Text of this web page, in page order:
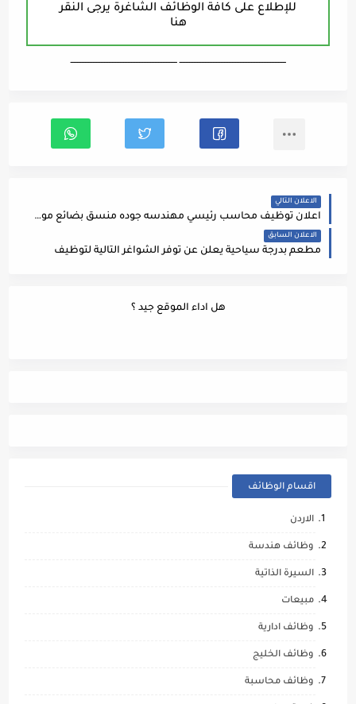
للإطلاع على كافة الوظائف الشاغرة يرجى النقر
هنا
ـــــــــــــــــــــــــــــــــــــــــــــــــــــــــــــــــــ ـــــــــــــــــــــــــــــــــــــــــــــــــــــــــــــــــــ
الاعلان التالي
اعلان توظيف محاسب رئيسي مهندسه جوده منسق بضائع موظفي بقاله امين مستودع موظفة إدارة صفحات السوشيل ميديا
الاعلان السابق
مطعم بدرجة سياحية يعلن عن توفر الشواغر التالية لتوظيف
هل اداء الموقع جيد ؟
اقسام الوظائف
الاردن
وظائف هندسة
السيرة الذاتية
مبيعات
وظائف ادارية
وظائف الخليج
وظائف محاسبة